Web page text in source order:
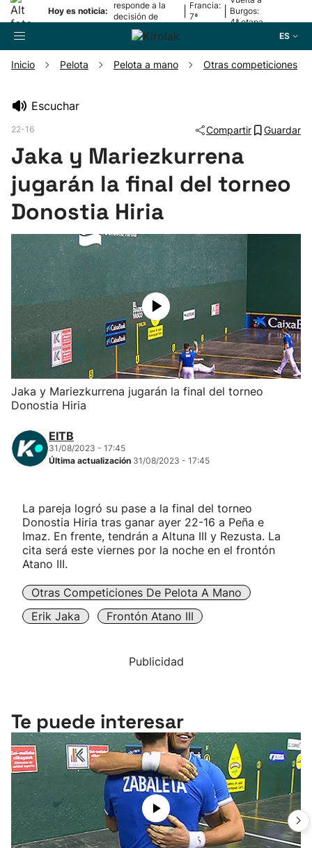
Hoy es noticia:
responde a la
decisión de
Oriamendi
Francia:
7ª
Burgos:
4ª etapa
ES
Pelota
Remo
Baloncesto
Ciclismo
Herri-kirolak
Balonmano
Kirolak 360
Atletismo
Más deportes
"Helmuga"
Inicio Pelota Pelota a mano Otras competiciones
Escuchar
22-16 Compartir Guardar
Jaka y Mariezkurrena
jugarán la final del torneo
Donostia Hiria
Jaka y Mariezkurrena jugarán la final del torneo
Donostia Hiria
EITB
31/08/2023 - 17:45
Última actualización 31/08/2023 - 17:45
La pareja logró su pase a la final del torneo
Donostia Hiria tras ganar ayer 22-16 a Peña e
Imaz. En frente, tendrán a Altuna III y Rezusta. La
cita será este viernes por la noche en el frontón
Atano III.
Otras Competiciones De Pelota A Mano
Erik Jaka
Frontón Atano III
Publicidad
Te puede interesar